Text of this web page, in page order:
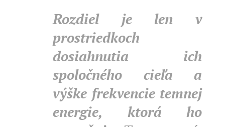
Rozdiel je len v
prostriedkoch
dosiahnutia ich
spoločného cieľa a
výške frekvencie temnej
energie, ktorá ho